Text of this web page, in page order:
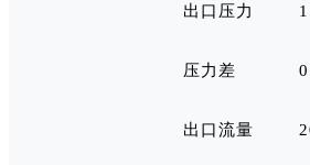
出口压力
压力差
出口流量